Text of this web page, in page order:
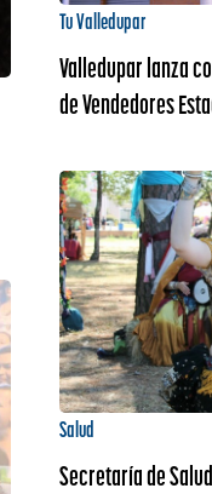
Tu Valledupar
Valledupar lanza
de Vendedores
Salud
Secretaría de